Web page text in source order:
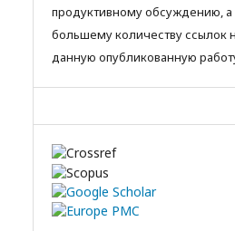
продуктивному обсуждению, а
большему количеству ссылок
данную опубликованную